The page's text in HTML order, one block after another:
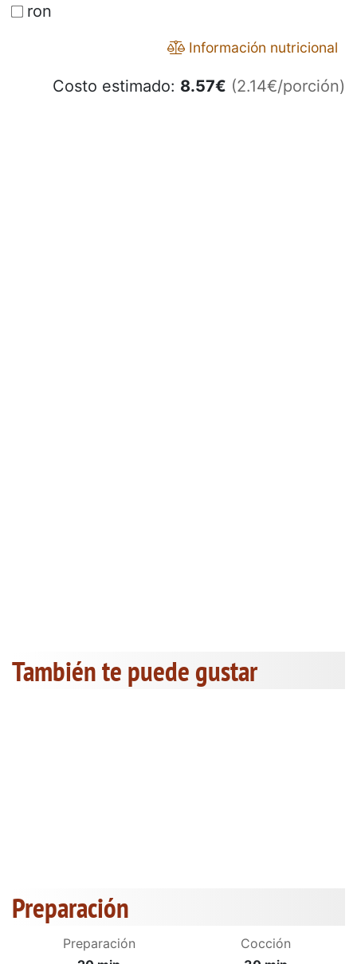
ron
Información nutricional
Costo estimado: 8.57€ (2.14€/porción)
También te puede gustar
Preparación
Preparación
Cocción